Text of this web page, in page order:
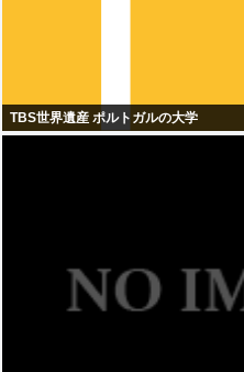
TBS世界遺産 ポルトガルの大学